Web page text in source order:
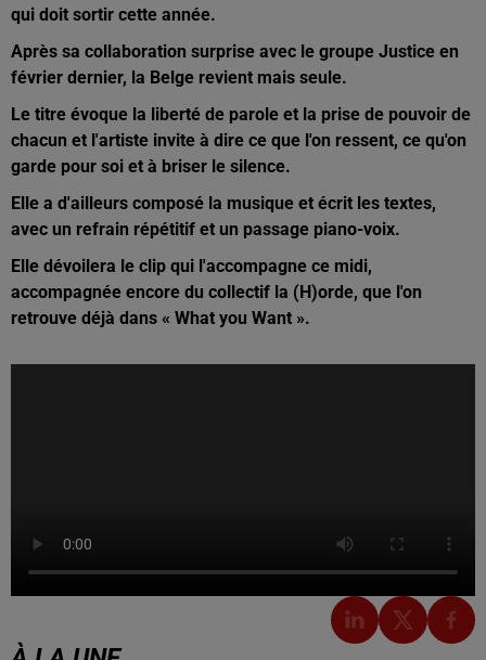
qui doit sortir cette année.
Après sa collaboration surprise avec le groupe Justice en
février dernier, la Belge revient mais seule.
Le titre évoque la liberté de parole et la prise de pouvoir de
chacun et l'artiste invite à dire ce que l'on ressent, ce qu'on
garde pour soi et à briser le silence.
Elle a d'ailleurs composé la musique et écrit les textes,
avec un refrain répétitif et un passage piano-voix.
Elle dévoilera le clip qui l'accompagne ce midi,
accompagnée encore du collectif la (H)orde, que l'on
retrouve déjà dans « What you Want ».